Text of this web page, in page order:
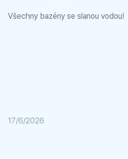
Všechny bazény se slanou vodou!
17/6/2026